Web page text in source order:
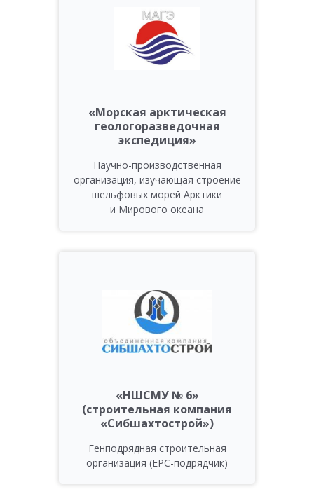
«Морская арктическая
геологоразведочная
экспедиция»
Научно-производственная
организация, изучающая строение
шельфовых морей Арктики
и Мирового океана
«НШСМУ № 6»
(строительная компания
«Сибшахтострой»)
Генподрядная строительная
организация (EPC-подрядчик)